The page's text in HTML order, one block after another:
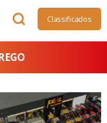
Classificados